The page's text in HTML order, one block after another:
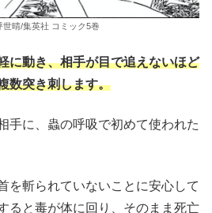
世晴/集英社 コミック5巻
に動き、相手が目で追えないほど
数突き刺します。
手に、蟲の呼吸で初めて使われた
を斬られていないことに安心して
ると毒が体に回り、そのまま死亡